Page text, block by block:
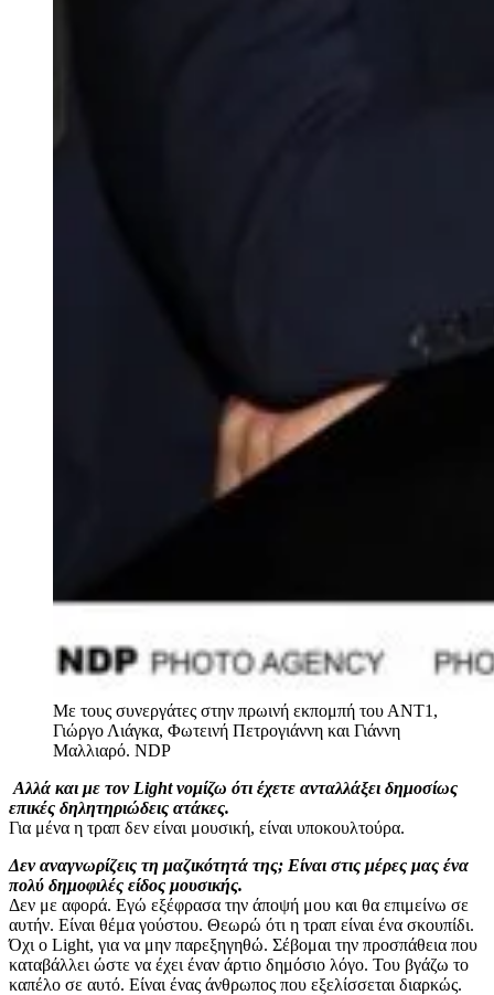
Με τους συνεργάτες στην πρωινή εκπομπή του ΑΝΤ1,
Γιώργο Λιάγκα, Φωτεινή Πετρογιάννη και Γιάννη
Μαλλιαρό. NDP
Αλλά και με τον Light νομίζω ότι έχετε ανταλλάξει δημοσίως
επικές δηλητηριώδεις ατάκες.
Για μένα η τραπ δεν είναι μουσική, είναι υποκουλτούρα.
Δεν αναγνωρίζεις τη μαζικότητά της; Είναι στις μέρες μας ένα
πολύ δημοφιλές είδος μουσικής.
Δεν με αφορά. Εγώ εξέφρασα την άποψή μου και θα επιμείνω σε
αυτήν. Είναι θέμα γούστου. Θεωρώ ότι η τραπ είναι ένα σκουπίδι.
Όχι ο Light, για να μην παρεξηγηθώ. Σέβομαι την προσπάθεια που
καταβάλλει ώστε να έχει έναν άρτιο δημόσιο λόγο. Του βγάζω το
καπέλο σε αυτό. Είναι ένας άνθρωπος που εξελίσσεται διαρκώς.